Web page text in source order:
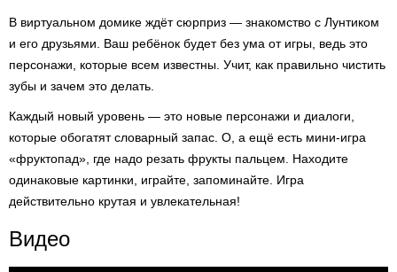
В виртуальном домике ждёт сюрприз — знакомство с Лунтиком
и его друзьями. Ваш ребёнок будет без ума от игры, ведь это
персонажи, которые всем известны. Учит, как правильно чистить
зубы и зачем это делать.
Каждый новый уровень — это новые персонажи и диалоги,
которые обогатят словарный запас. О, а ещё есть мини-игра
«фруктопад», где надо резать фрукты пальцем. Находите
одинаковые картинки, играйте, запоминайте. Игра
действительно крутая и увлекательная!
Видео